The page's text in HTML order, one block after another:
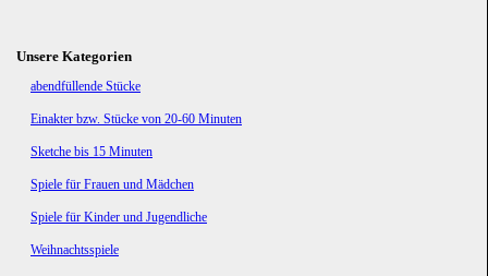
Unsere Kategorien
Navigation
abendfüllende Stücke
Einakter bzw. Stücke von 20-60 Minuten
Sketche bis 15 Minuten
Spiele für Frauen und Mädchen
Spiele für Kinder und Jugendliche
Weihnachtsspiele